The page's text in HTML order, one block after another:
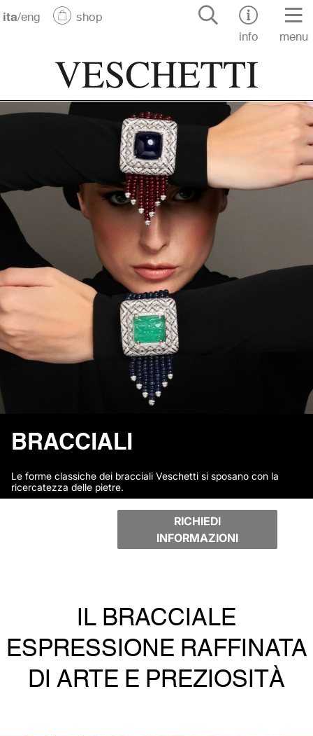
ita/eng
shop
info
menu
BRACCIALI
Le forme classiche dei bracciali Veschetti si sposano con la
ricercatezza delle pietre.
RICHIEDI
INFORMAZIONI
IL BRACCIALE
ESPRESSIONE RAFFINATA
DI ARTE E PREZIOSITÀ